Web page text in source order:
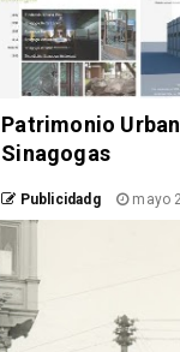
Patrimonio
Sinagogas
Publicidadg mayo